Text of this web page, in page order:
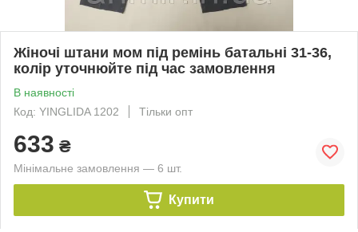
Жіночі штани мом під ремінь батальні 31-36,
колір уточнюйте під час замовлення
В наявності
Код: YINGLIDA 1202
Тільки опт
633 ₴
Мінімальне замовлення — 6 шт.
Купити